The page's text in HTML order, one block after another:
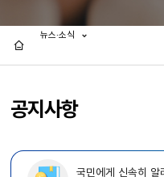
공지사항
뉴스·소식
국민에게 신속히